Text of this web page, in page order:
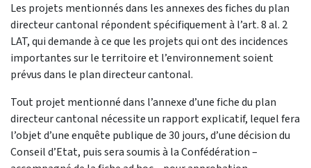
Les projets mentionnés dans les annexes des fiches du plan
directeur cantonal répondent spécifiquement à l’art. 8 al. 2
LAT, qui demande à ce que les projets qui ont des incidences
importantes sur le territoire et l’environnement soient
prévus dans le plan directeur cantonal.
Tout projet mentionné dans l’annexe d’une fiche du plan
directeur cantonal nécessite un rapport explicatif, lequel fera
l’objet d’une enquête publique de 30 jours, d’une décision du
Conseil d’Etat, puis sera soumis à la Confédération –